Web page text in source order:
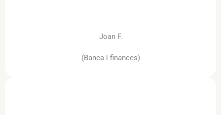
Joan F.
(Banca i finances)